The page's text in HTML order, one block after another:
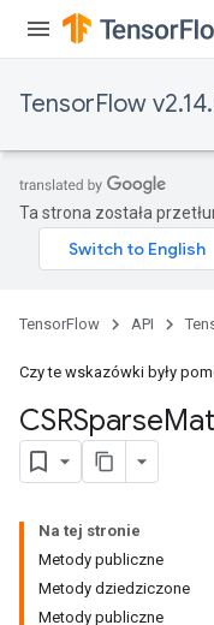
TensorFlow
Ta strona została
TensorFlow API
Czy te wskazówki były
CSRSparse
Na tej stronie
Metody publiczne
Metody dziedziczone
Metody publiczne